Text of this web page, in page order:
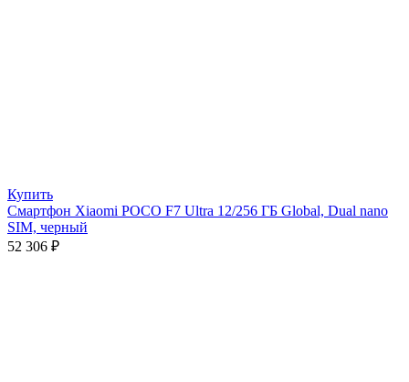
Купить
Смартфон Xiaomi POCO F7 Ultra 12/256 ГБ Global, Dual nano
SIM, черный
52 306 ₽